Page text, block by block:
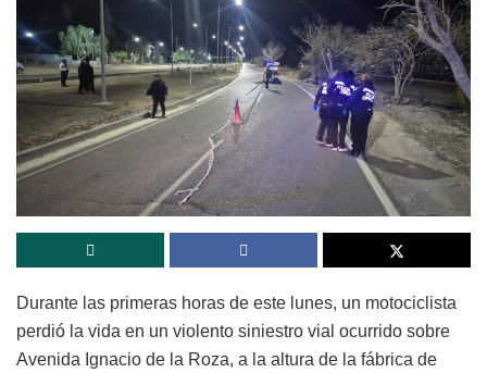
Durante las primeras horas de este lunes, un motociclista
perdió la vida en un violento siniestro vial ocurrido sobre
Avenida Ignacio de la Roza, a la altura de la fábrica de